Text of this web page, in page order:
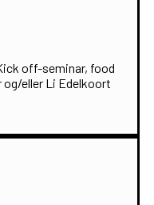
off-seminar, food
og/eller Li Edelkoort